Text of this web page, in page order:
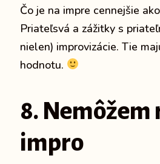
Čo je na impre cennejšie
Priateľsvá a zážitky s
nielen) improvizácie. Tie
hodnotu.
8.
impro